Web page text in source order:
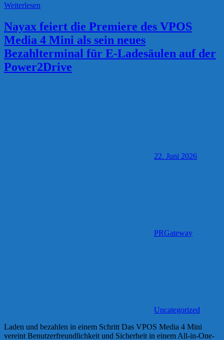
Weiterlesen
Nayax feiert die Premiere des VPOS
Media 4 Mini als sein neues
Bezahlterminal für E-Ladesäulen auf der
Power2Drive
22. Juni 2026
PRGateway
Uncategorized
Laden und bezahlen in einem Schritt Das VPOS Media 4 Mini
vereint Benutzerfreundlichkeit und Sicherheit in einem All-in-One-